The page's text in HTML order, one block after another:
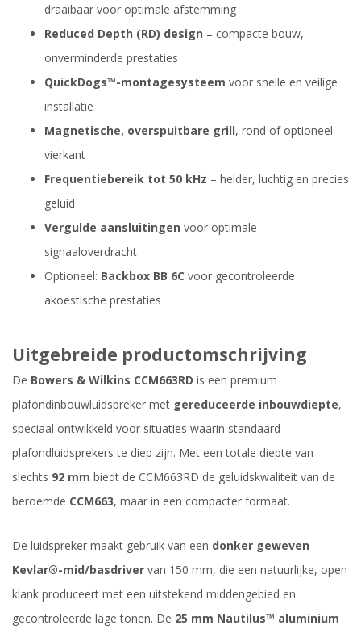
draaibaar voor optimale afstemming
Reduced Depth (RD) design – compacte bouw,
onverminderde prestaties
QuickDogs™-montagesysteem voor snelle en veilige
installatie
Magnetische, overspuitbare grill, rond of optioneel
vierkant
Frequentiebereik tot 50 kHz – helder, luchtig en precies
geluid
Vergulde aansluitingen voor optimale
signaaloverdracht
Optioneel: Backbox BB 6C voor gecontroleerde
akoestische prestaties
Uitgebreide productomschrijving
De Bowers & Wilkins CCM663RD is een premium
plafondinbouwluidspreker met gereduceerde inbouwdiepte,
speciaal ontwikkeld voor situaties waarin standaard
plafondluidsprekers te diep zijn. Met een totale diepte van
slechts 92 mm biedt de CCM663RD de geluidskwaliteit van de
beroemde CCM663, maar in een compacter formaat.
De luidspreker maakt gebruik van een donker geweven
Kevlar®-mid/basdriver van 150 mm, die een natuurlijke, open
klank produceert met een uitstekend middengebied en
gecontroleerde lage tonen. De 25 mm Nautilus™ aluminium